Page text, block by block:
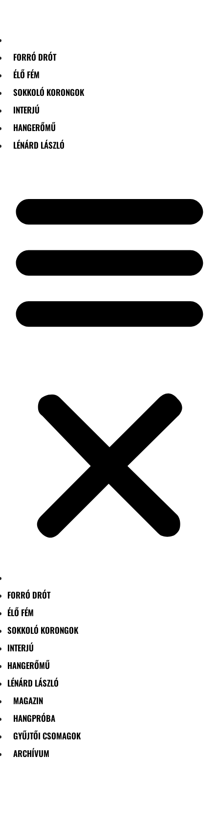
FORRÓ DRÓT
ÉLŐ FÉM
SOKKOLÓ KORONGOK
INTERJÚ
HANGERŐMŰ
LÉNÁRD LÁSZLÓ
FORRÓ DRÓT
ÉLŐ FÉM
SOKKOLÓ KORONGOK
INTERJÚ
HANGERŐMŰ
LÉNÁRD LÁSZLÓ
MAGAZIN
HANGPRÓBA
GYŰJTŐI CSOMAGOK
ARCHÍVUM